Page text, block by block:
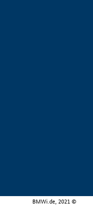
BMWi.de, 2021 ©